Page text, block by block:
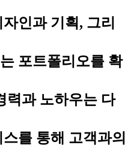
인과 기획, 그리
포트폴리오를 확
력과 노하우는 다
를 통해 고객과의